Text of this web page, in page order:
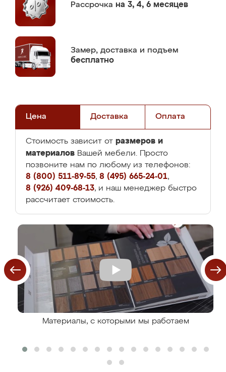
Рассрочка на 3, 4, 6 месяцев
Замер, доставка и подъем
бесплатно
Цена Доставка Оплата
Стоимость зависит от размеров и
материалов Вашей мебели. Просто
позвоните нам по любому из телефонов:
8 (800) 511-89-55, 8 (495) 665-24-01,
8 (926) 409-68-13, и наш менеджер быстро
рассчитает стоимость.
Материалы, с которыми мы работаем